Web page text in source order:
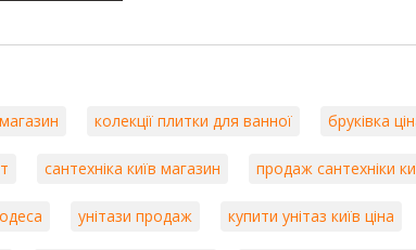
природної краси та елегантності. Плитка з
просторів, які вражають своєю
Колекція Legni
– плитка, що відтворює
вигляду та гармонії.
колекції плитки для ванної бруківка
сантехніка київ магазин продаж сантехніки
унітази продаж купити унітаз київ ціна